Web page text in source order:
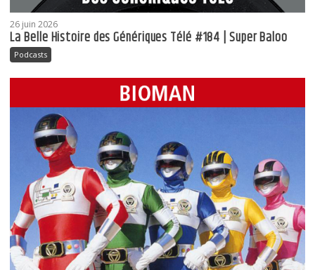
26 juin 2026
La Belle Histoire des Génériques Télé #184 | Super Baloo
Podcasts